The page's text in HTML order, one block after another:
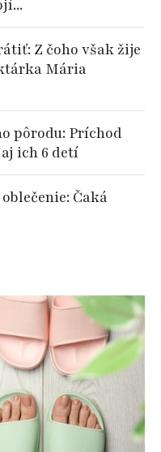
Z čoho však žije
Mária
pôrodu: Príchod
ich 6 detí
Čaká